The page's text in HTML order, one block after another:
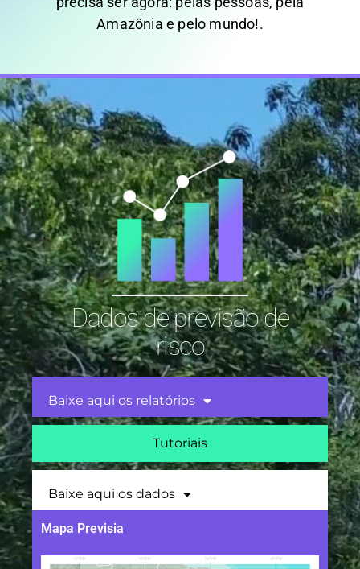
Amazônia e pelo mundo!.
Dados de previsão de
risco
Baixe aqui os relatórios
Tutoriais
Baixe aqui os dados
Mapa Previsia